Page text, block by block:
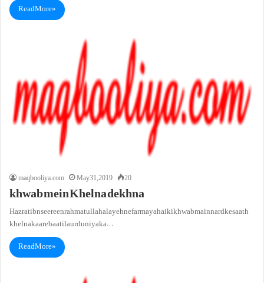
Read More »
maqbooliya.com May 31, 2019 20
khwab mein Khelna dekhna
Hazrat ibn seereen rahmatullah alayeh ne farmaya hai ki khwab main nard ke saath
khelna kaare baatil aur duniya ka…
Read More »